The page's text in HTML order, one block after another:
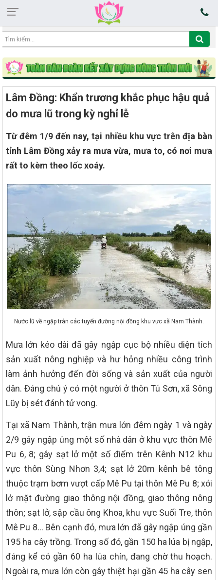
19:29:56 10/08/2026
Lâm Đồng: Khẩn trương khắc phục hậu quả
do mưa lũ trong kỳ nghỉ lễ
Từ đêm 1/9 đến nay, tại nhiều khu vực trên địa bàn
tỉnh Lâm Đồng xảy ra mưa vừa, mưa to, có nơi mưa
rất to kèm theo lốc xoáy.
Nước lũ về ngập tràn các tuyến đường nội đồng khu vực xã Nam Thành.
Mưa lớn kéo dài đã gây ngập cục bộ nhiều diện tích
sản xuất nông nghiệp và hư hỏng nhiều công trình
làm ảnh hưởng đến đời sống và sản xuất của người
dân. Đáng chú ý có một người ở thôn Tú Sơn, xã Sông
Lũy bị sét đánh tử vong.
Tại xã Nam Thành, trận mưa lớn đêm ngày 1 và ngày
2/9 gây ngập úng một số nhà dân ở khu vực thôn Mê
Pu 6, 8; gây sạt lở một số điểm trên Kênh N12 khu
vực thôn Sùng Nhơn 3,4; sạt lở 20m kênh bê tông
thuộc trạm bơm vượt cấp Mê Pu tại thôn Mê Pu 8; xói
lở mặt đường giao thông nội đồng, giao thông nông
thôn; sạt lở, sập cầu ông Khoa, khu vực Suối Tre, thôn
Mê Pu 8… Bên cạnh đó, mưa lớn đã gây ngập úng gần
195 ha cây trồng. Trong số đó, gần 150 ha lúa bị ngập,
đáng kể có gần 60 ha lúa chín, đang chờ thu hoạch.
Ngoài ra, mưa lớn còn gây thiệt hại gần 45 ha cây sen